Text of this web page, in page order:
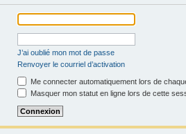
J’ai oublié mon mot de passe
Renvoyer le courriel d’activation
Me connecter automatiquement lors de
Masquer mon statut en ligne lors de cette